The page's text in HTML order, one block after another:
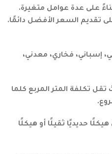
على عدة عوامل متغيرة.
تقديم السعر الأفضل دائمًا.
إسباني، فخاري، معدني،
تكلفة المتر المربع كلما
حديديًا ثقيلًا أو هيكلًا